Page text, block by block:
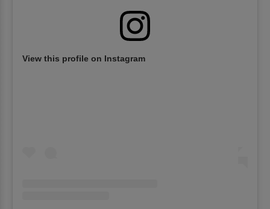
View this profile on Instagram